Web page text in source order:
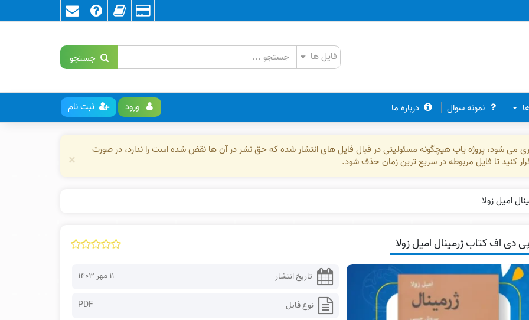
جستجو
نمونه سوال درباره ما ورود ثبت نام
می شود، پروژه یاب هیچگونه مسئولیتی در قبال فایل های انتشار شده که حق نشر در آن ها نقض شده است را ندارد، در صورت
کنید تا فایل مربوطه در سریع ترین زمان حذف شود.
×
امیل زولا
دی اف کتاب ژرمینال امیل زولا
تاریخ انتشار ۱۱ مهر ۱۴۰۳
نوع فایل PDF